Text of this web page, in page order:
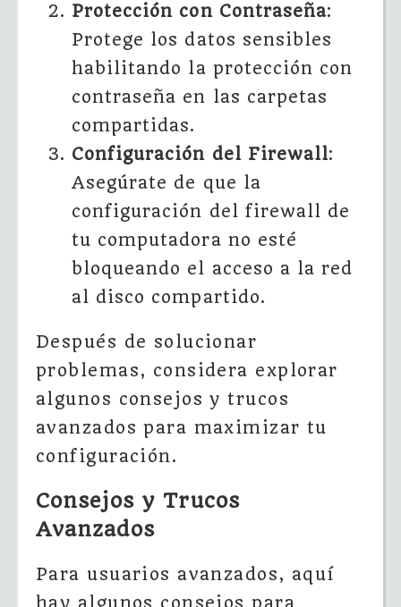
Protección con Contraseña:
Protege los datos sensibles
habilitando la protección con
contraseña en las carpetas
compartidas.
Configuración del Firewall:
Asegúrate de que la
configuración del firewall de
tu computadora no esté
bloqueando el acceso a la red
al disco compartido.
Después de solucionar
problemas, considera explorar
algunos consejos y trucos
avanzados para maximizar tu
configuración.
Consejos y Trucos
Avanzados
Para usuarios avanzados, aquí